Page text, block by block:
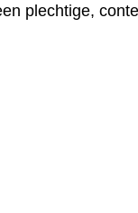
plechtige,